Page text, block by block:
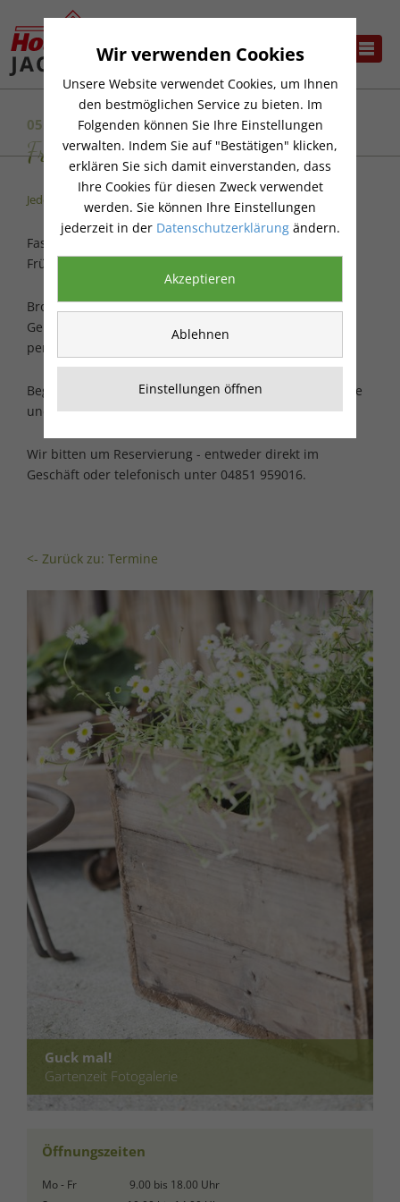
05.08.2025
Frühstück in der Gartenzeit
Jeden ersten Dienstag im Monat!
Fast so schön wie Frühstück am Bett ist unser
Frühstücksbuffet in gemütlicher Atmosphäre.
Brot, Brötchen, Käse, Aufschnitt, frisches Obst und
Gemüse, heißer Kaffee oder Tee versprechen einen
perfekten Start in den Tag.
Beginn ist um 9.30 Uhr. Das Frühstück beinhaltet Kaffee
und Tee satt für 16,90 € p.P.
Wir bitten um Reservierung - entweder direkt im
Geschäft oder telefonisch unter 04851 959016.
<- Zurück zu: Termine
Guck mal!
Gartenzeit Fotogalerie
Öffnungszeiten
Mo - Fr
9.00 bis 18.00 Uhr
Wir verwenden Cookies
Unsere Website verwendet Cookies, um Ihnen
den bestmöglichen Service zu bieten. Im
Folgenden können Sie Ihre Einstellungen
verwalten. Indem Sie auf "Bestätigen" klicken,
erklären Sie sich damit einverstanden, dass
Ihre Cookies für diesen Zweck verwendet
werden. Sie können Ihre Einstellungen
jederzeit in der Datenschutzerklärungändern.
Akzeptieren
Ablehnen
Einstellungen öffnen